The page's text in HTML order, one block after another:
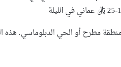
مطرح أو الحي الدبلوماسي. هذه